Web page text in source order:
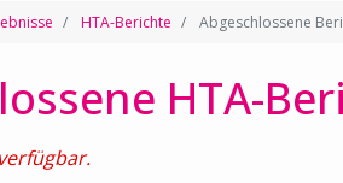
HTA-Berichte Abgeschlossene
HTA-